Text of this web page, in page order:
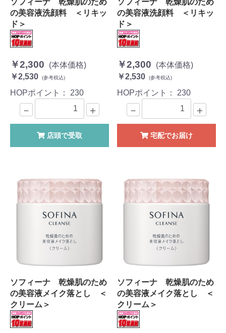
ソフィーナ 乾燥肌のため
の美容液洗顔料 ＜リキッ
ド＞
￥2,300
(本体価格)
￥2,530
(参考税込)
HOPポイント： 230
－ ＋
店頭で受取
ソフィーナ 乾燥肌のため
の美容液洗顔料 ＜リキッ
ド＞
￥2,300
(本体価格)
￥2,530
(参考税込)
HOPポイント： 230
－ ＋
宅配でお届け
ソフィーナ 乾燥肌のため
の美容液メイク落とし ＜
クリーム＞
ソフィーナ 乾燥肌のため
の美容液メイク落とし ＜
クリーム＞